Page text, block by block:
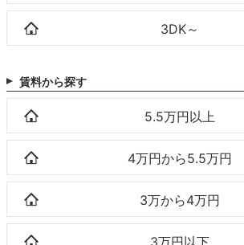
3DK～
賃料から探す
5.5万円以上
4万円から5.5万円
3万から4万円
3万円以下